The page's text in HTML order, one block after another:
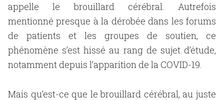
appelle le brouillard cérébral. Autrefois
mentionné presque à la dérobée dans les forums
de patients et les groupes de soutien, ce
phénomène s’est hissé au rang de sujet d’étude,
notamment depuis l’apparition de la COVID-19.
Mais qu’est-ce que le brouillard cérébral, au juste